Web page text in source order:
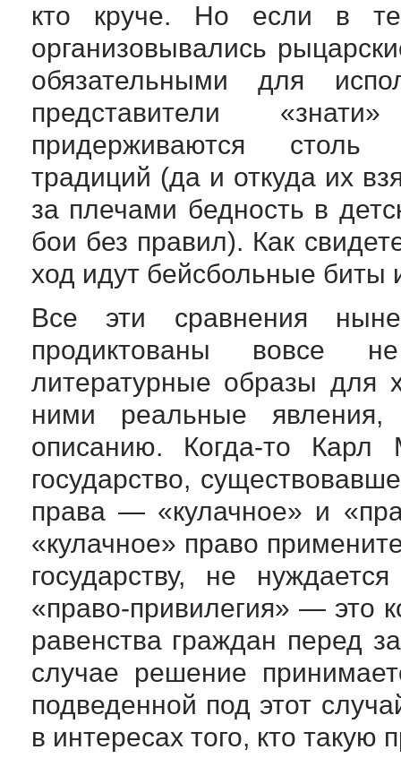
кто круче. Но если в
организовывались
обязательными для
представители
придерживаются столь
традиций (да и откуда их
за плечами бедность в
бои без правил). Как
ход идут бейсбольные биты
Все эти сравнения
продиктованы вовсе
литературные образы для
ними реальные
описанию. Когда-то Карл
государство,
права — «кулачное» и
«кулачное» право
государству, не
«право-привилегия» — это
равенства граждан перед
случае решение
подведенной под этот
в интересах того, кто такую